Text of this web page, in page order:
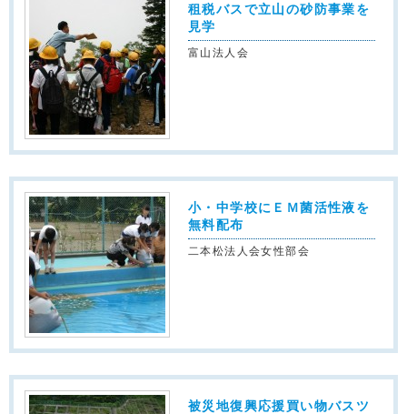
租税バスで立山の砂防事業を
見学
富山法人会
小・中学校にＥＭ菌活性液を
無料配布
二本松法人会女性部会
被災地復興応援買い物バスツ